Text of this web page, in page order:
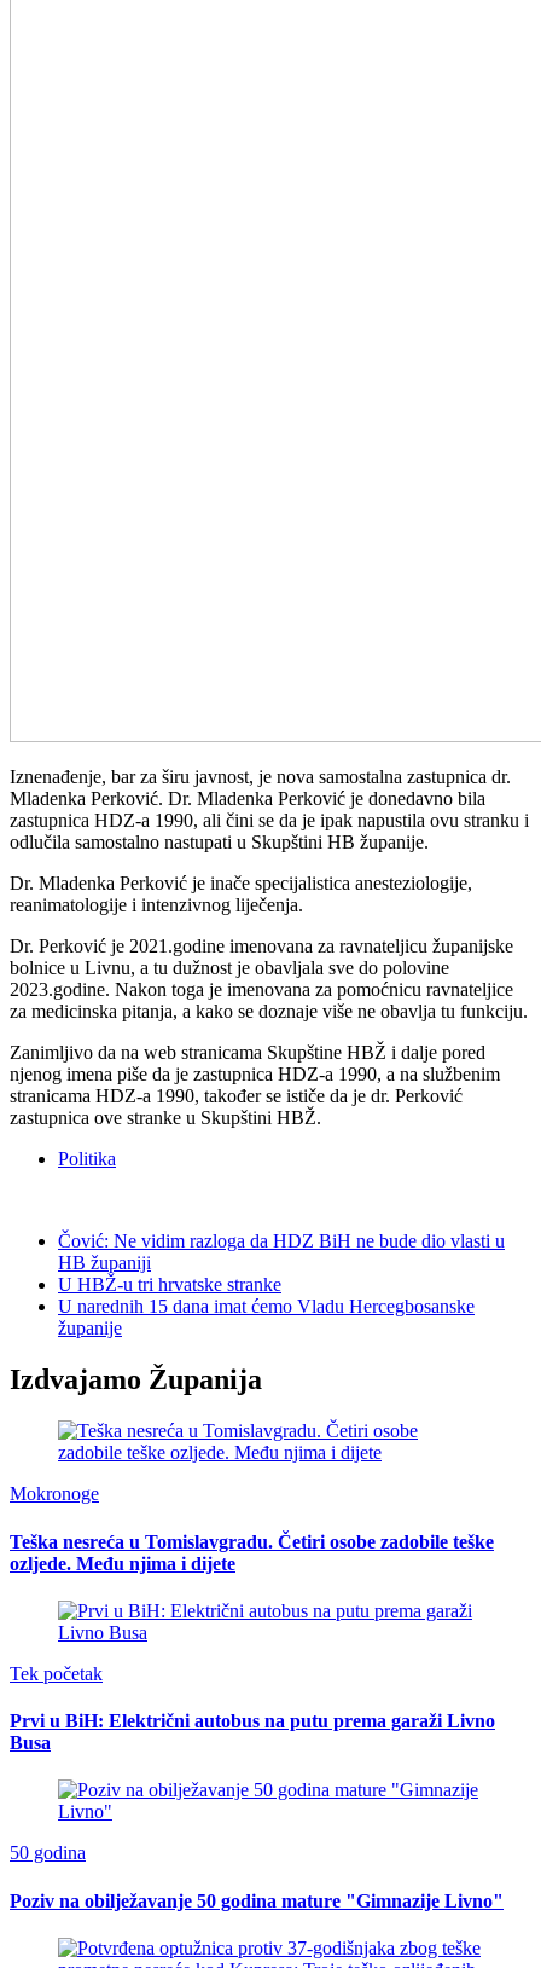
Iznenađenje, bar za širu javnost, je nova samostalna zastupnica dr.
Mladenka Perković. Dr. Mladenka Perković je donedavno bila
zastupnica HDZ-a 1990, ali čini se da je ipak napustila ovu stranku i
odlučila samostalno nastupati u Skupštini HB županije.
Dr. Mladenka Perković je inače specijalistica anesteziologije,
reanimatologije i intenzivnog liječenja.
Dr. Perković je 2021.godine imenovana za ravnateljicu županijske
bolnice u Livnu, a tu dužnost je obavljala sve do polovine
2023.godine. Nakon toga je imenovana za pomoćnicu ravnateljice
za medicinska pitanja, a kako se doznaje više ne obavlja tu funkciju.
Zanimljivo da na web stranicama Skupštine HBŽ i dalje pored
njenog imena piše da je zastupnica HDZ-a 1990, a na službenim
stranicama HDZ-a 1990, također se ističe da je dr. Perković
zastupnica ove stranke u Skupštini HBŽ.
Politika
Čović: Ne vidim razloga da HDZ BiH ne bude dio vlasti u
HB županiji
U HBŽ-u tri hrvatske stranke
U narednih 15 dana imat ćemo Vladu Hercegbosanske
županije
Izdvajamo Županija
Mokronoge
Teška nesreća u Tomislavgradu. Četiri osobe zadobile teške
ozljede. Među njima i dijete
Tek početak
Prvi u BiH: Električni autobus na putu prema garaži Livno
Busa
50 godina
Poziv na obilježavanje 50 godina mature "Gimnazije Livno"